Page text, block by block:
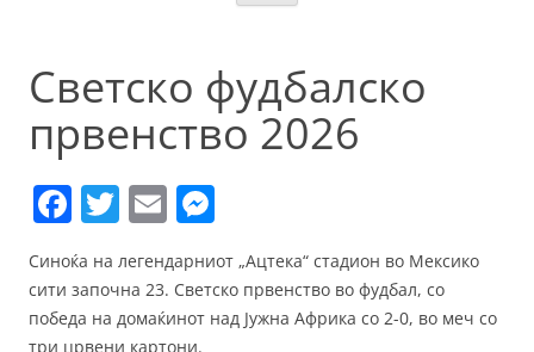
Светско фудбалско
првенство 2026
F
a
c
e
T
itt
er
E
ai
l
ss
e
Синоќа на легендарниот „Aцтека“ стадион во Мексико
сити започна 23. Светско првенство во фудбал, со
победа на домаќинот над Јужна Африка со 2-0, во меч со
три црвени картони.